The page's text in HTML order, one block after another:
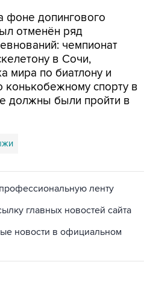
фоне допингового
отменён ряд
чемпионат
в Сочи,
мира по биатлону и
конькобежному спорту в
должны были пройти в
ленту
главных новостей сайта
новости в официальном